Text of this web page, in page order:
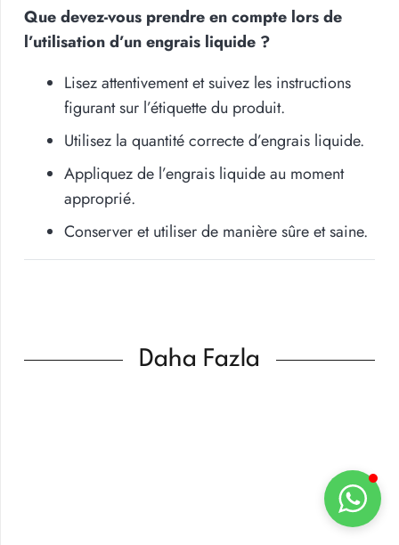
Que devez-vous prendre en compte lors de
l’utilisation d’un engrais liquide ?
Lisez attentivement et suivez les instructions
figurant sur l’étiquette du produit.
Utilisez la quantité correcte d’engrais liquide.
Appliquez de l’engrais liquide au moment
approprié.
Conserver et utiliser de manière sûre et saine.
Daha Fazla